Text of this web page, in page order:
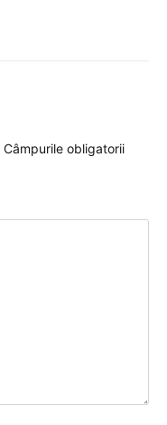
Câmpurile obligatorii